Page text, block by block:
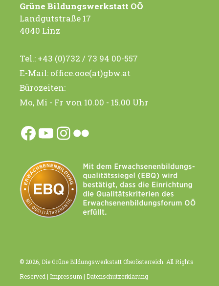
Grüne Bildungswerkstatt OÖ
Landgutstraße 17
4040 Linz
Tel.: +43 (0)732 / 73 94 00-557
E-Mail: office.ooe(at)gbw.at
Bürozeiten:
Mo, Mi - Fr von 10.00 - 15.00 Uhr
Facebook
YouTube
Instagram
Flickr
© 2026, Die Grüne Bildungswerkstatt Oberösterreich. All Rights
Reserved | Impressum | Datenschutzerklärung